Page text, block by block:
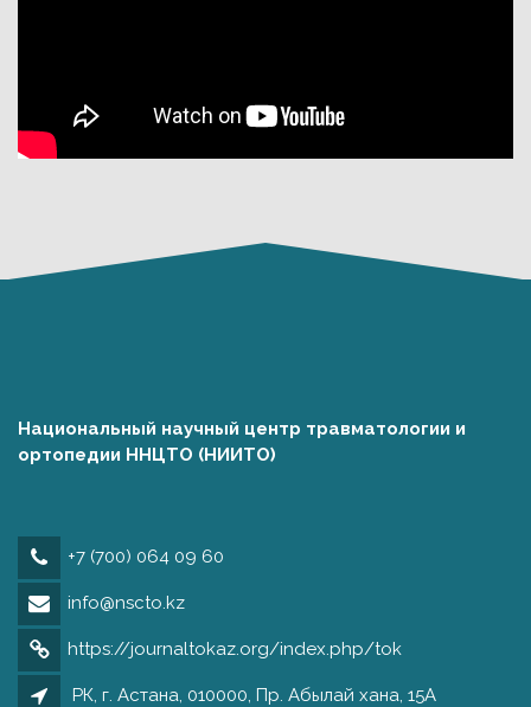
Национальный научный центр травматологии и
ортопедии ННЦТО (НИИТО)
+7 (700) 064 09 60
info@nscto.kz
https://journaltokaz.org/index.php/tok
РК, г. Астана, 010000, Пр. Абылай хана, 15А